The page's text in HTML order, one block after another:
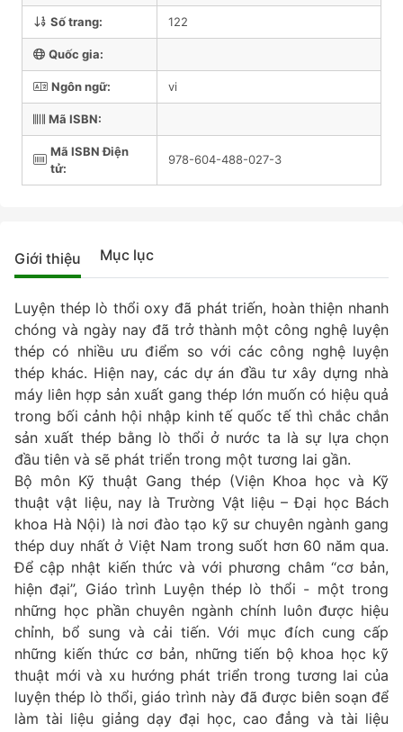
Số trang: 122
Quốc gia:
Ngôn ngữ: vi
Mã ISBN:
Mã ISBN Điện
tử:
978-604-488-027-3
Giới thiệu Mục lục
Luyện thép lò thổi oxy đã phát triến, hoàn thiện nhanh
chóng và ngày nay đã trở thành một công nghệ luyện
thép có nhiều ưu điểm so với các công nghệ luyện
thép khác. Hiện nay, các dự án đầu tư xây dựng nhà
máy liên hợp sản xuất gang thép lớn muốn có hiệu quả
trong bối cảnh hội nhập kinh tế quốc tế thì chắc chắn
sản xuất thép bằng lò thổi ở nước ta là sự lựa chọn
đầu tiên và sẽ phát triển trong một tương lai gần.
Bộ môn Kỹ thuật Gang thép (Viện Khoa học và Kỹ
thuật vật liệu, nay là Trường Vật liệu – Đại học Bách
khoa Hà Nội) là nơi đào tạo kỹ sư chuyên ngành gang
thép duy nhất ở Việt Nam trong suốt hơn 60 năm qua.
Để cập nhật kiến thức và với phương châm “cơ bản,
hiện đại”, Giáo trình Luyện thép lò thổi - một trong
những học phần chuyên ngành chính luôn được hiệu
chỉnh, bổ sung và cải tiến. Với mục đích cung cấp
những kiến thức cơ bản, những tiến bộ khoa học kỹ
thuật mới và xu hướng phát triển trong tương lai của
luyện thép lò thổi, giáo trình này đã được biên soạn để
làm tài liệu giảng dạy đại học, cao đẳng và tài liệu